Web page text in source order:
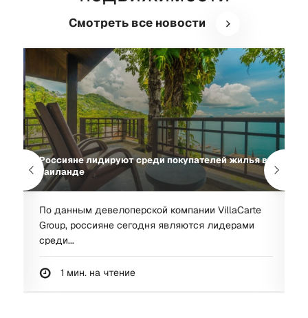
Смотреть все новости
Россияне лидируют среди покупателей жилья в
Таиланде
По данным девелоперской компании VillaCarte
Group, россияне сегодня являются лидерами
среди...
1 мин. на чтение